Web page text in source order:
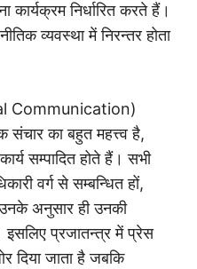
कार्यक्रम निर्धारित करते हैं।
व्यवस्था में निरन्तर होता
Communication)
संचार का बहुत महत्त्व है,
सम्पादित होते हैं। सभी
वर्ग से सम्बन्धित हों,
अनुसार ही उनकी
इसलिए प्रजातन्त्र में प्रेस
दिया जाता है जबकि